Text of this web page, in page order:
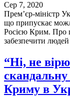
Сер 7, 2020
Прем’єр-міністр
що припускає
Росією Крим. Про
забезпечити
“Ні, не
Криму в